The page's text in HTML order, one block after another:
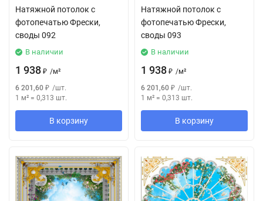
Натяжной потолок с
фотопечатью Фрески,
своды 092
В наличии
1 938 ₽ /м²
6 201,60 ₽ /шт.
1 м² = 0,313 шт.
В корзину
Натяжной потолок с
фотопечатью Фрески,
своды 093
В наличии
1 938 ₽ /м²
6 201,60 ₽ /шт.
1 м² = 0,313 шт.
В корзину